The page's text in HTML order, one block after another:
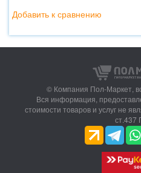
Добавить к сравнению
© Компания Пол-Маркет,
Вся информация,
стоимости товаров и услуг не
ст.437